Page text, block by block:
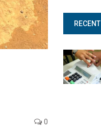
0
RECENT